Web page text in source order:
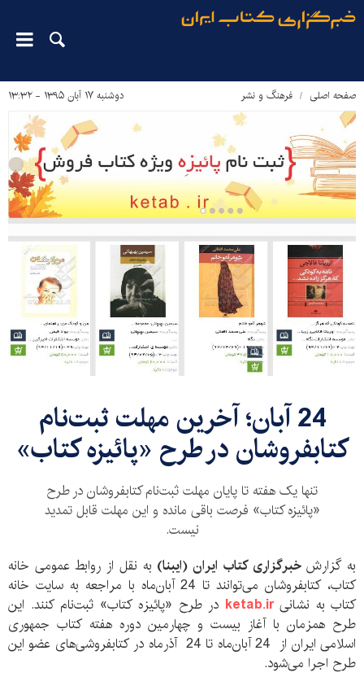
صفحه اصلی فرهنگ و نشر دوشنبه ۱۷ آبان ۱۳۹۵ - ۱۳:۳۲
24 آبان؛ آخرین مهلت ثبت‌نام
کتابفروشان در طرح «پائیزه کتاب»
تنها یک هفته تا پایان مهلت ثبت‌نام کتابفروشان در طرح
«پائیزه کتاب» فرصت باقی مانده و این مهلت قابل تمدید
نیست.
به گزارش خبرگزاری کتاب ایران (ایبنا) به نقل از روابط عمومی خانه
کتاب، کتابفروشان می‌توانند تا 24 آبان‌ماه با مراجعه به سایت خانه
کتاب به نشانیketab.ir در طرح «پائیزه کتاب» ثبت‌نام کنند. این
طرح همزمان با آغاز بیست و چهارمین دوره هفته کتاب جمهوری
اسلامی ایران از 24 آبان‌ماه تا 24 آذر‌ماه در کتابفروشی‌های عضو این
طرح اجرا می‌شود.